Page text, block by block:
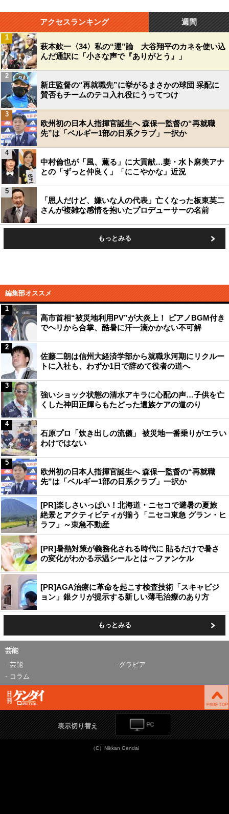
アクセスランキング 週間
萩本欽一〈34〉私の“運”論 大谷翔平のカネを使い込
んだ通訳に「小さな声で『ありがとう』」
1
新庄監督の“再就職先”に挙がるまさかの球団 采配に
賛否もチームのテコ入れ役にうってつけ
2
欧州初の日本人指揮官誕生へ 森保一監督の“再就職
先”は「ベルギー1部の日系クラブ」一択か
3
中村倫也が「風、薫る」に大貢献…妻・水卜麻美アナ
との「ずっと仲良く」「にこやかな」近況
4
「恩人だけど、嫌いな人の代表」亡くなった板東英二
さんが複雑な感情を抱いたプロデューサーの名前
5
もっとみる
編集部オススメ
高市首相“被災地利用PV”が大炎上！ ピアノBGM付き
でヘリから合掌、酷暑に汗一滴かかない不可解
1
佐藤二朗は信州大経済学部から就職氷河期にリクルー
トに入社も、わずか1日で辞めて役者の道へ
2
強いショック状態の清水アキラに心配の声…子供を亡
くした神田正輝らもたどった遺族ケアの道のり
3
石原プロ「炊き出しの流儀」 被災地一番乗りがエラい
わけではない
4
欧州初の日本人指揮官誕生へ 森保一監督の“再就職
先”は「ベルギー1部の日系クラブ」一択か
5
[PR]楽しさいっぱい！北海道・ニセコで避暑の夏旅
絶景とアクティビティが揃う「ニセコ東急 グラン・ヒ
ラフ」～東急不動産
[PR]暑熱対策が義務化される時代に 貼るだけで暑さ
の変化がわかる示温シールとは～ファンケル
[PR]AGA治療に革命を起こす検査技術「スキャビジ
ョン」銀クリが提示する新しい薄毛治療のあり方
もっとみる
芸能
芸能
グラビア
コラム
表示切り替え
（C）Nikkan Gendai